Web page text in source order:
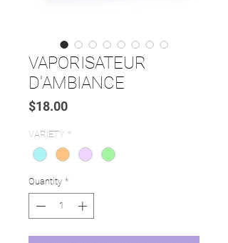
VAPORISATEUR
D'AMBIANCE
$18.00Price
VARIETY *
Quantity *